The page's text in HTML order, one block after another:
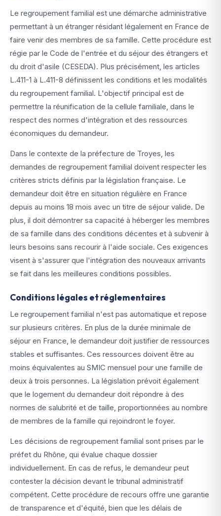
Le regroupement familial est une démarche administrative
permettant à un étranger résidant légalement en France de
faire venir des membres de sa famille. Cette procédure est
régie par le Code de l'entrée et du séjour des étrangers et
du droit d'asile (CESEDA). Plus précisément, les articles
L.411-1 à L.411-8 définissent les conditions et les modalités
du regroupement familial. L'objectif principal est de
permettre la réunification de la cellule familiale, dans le
respect des normes d'intégration et des ressources
économiques du demandeur.
Dans le contexte de la préfecture de Troyes, les
demandes de regroupement familial doivent respecter les
critères stricts définis par la législation française. Le
demandeur doit être en situation régulière en France
depuis au moins 18 mois avec un titre de séjour valide. De
plus, il doit démontrer sa capacité à héberger les membres
de sa famille dans des conditions décentes et à subvenir à
leurs besoins sans recourir à l'aide sociale. Ces exigences
visent à s'assurer que l'intégration des nouveaux arrivants
se fait dans les meilleures conditions possibles.
Conditions légales et réglementaires
Le regroupement familial n'est pas automatique et repose
sur plusieurs critères. En plus de la durée minimale de
séjour en France, le demandeur doit justifier de ressources
stables et suffisantes. Ces ressources doivent être au
moins équivalentes au SMIC mensuel pour une famille de
deux à trois personnes. La législation prévoit également
que le logement du demandeur doit répondre à des
normes de salubrité et de taille, proportionnées au nombre
de membres de la famille qui rejoindront le foyer.
Les décisions de regroupement familial sont prises par le
préfet du Rhône, qui évalue chaque dossier
individuellement. En cas de refus, le demandeur peut
contester la décision devant le tribunal administratif
compétent. Cette procédure de recours offre une garantie
de transparence et d'équité, bien que les délais de